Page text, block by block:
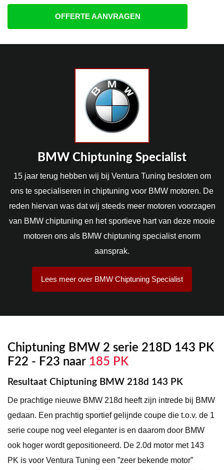
OFFERTE AANVRAGEN
BMW Chiptuning Specialist
15 jaar terug hebben wij bij Ventura Tuning besloten om
ons te specialiseren in chiptuning voor BMW motoren. De
reden hiervan was dat wij steeds meer motoren voorzagen
van BMW chiptuning en het sportieve hart van deze mooie
motoren ons als BMW chiptuning specialist enorm
aansprak.
Lees meer over BMW Chiptuning Specialist
Chiptuning BMW 2 serie 218D 143 PK
F22 - F23 naar 185 PK
Resultaat Chiptuning BMW 218d 143 PK
De prachtige nieuwe BMW 218d heeft zijn intrede bij BMW
gedaan. Een prachtig sportief gelijnde coupe die t.o.v. de 1
serie coupe nog veel eleganter is en daarom door BMW
ook hoger wordt gepositioneerd. De 2.0d motor met 143
PK is voor Ventura Tuning een ”zeer bekende motor”